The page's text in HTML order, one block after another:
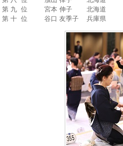
第 九 位
宮本 伸子 北海道
第 十 位
谷口 友季子 兵庫県